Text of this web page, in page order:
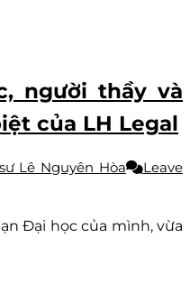
người thầy và
của LH Legal
Lê Nguyên Hòa
Leave
Đại học của mình, vừa